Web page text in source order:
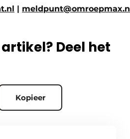
|
Deel het
Kopieer